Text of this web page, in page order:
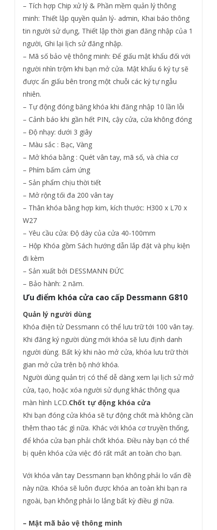
chắc chắn và tự động khóa cửa khi đóng.
– Tích hợp Chip xử lý & Phần mềm quản lý thông
minh: Thiết lập quyền quản lý- admin, Khai báo thông
tin người sử dụng, Thiết lập thời gian đăng nhập của 1
người, Ghi lại lịch sử đăng nhập.
– Mã số bảo vệ thông minh: Để giấu mật khẩu đối với
người nhìn trộm khi bạn mở cửa. Mật khẩu 6 ký tự sẽ
được ẩn giấu bên trong một chuỗi các ký tự ngẫu
nhiên.
– Tự động đóng băng khóa khi đăng nhập 10 lần lỗi
– Cảnh báo khi gần hết PIN, cậy cửa, cửa không đóng
– Độ nhạy: dưới 3 giây
– Màu sắc : Bạc, Vàng
– Mở khóa bằng : Quét vân tay, mã số, và chìa cơ
– Phím bấm cảm ứng
– Sản phẩm chịu thời tiết
– Mở rộng tối đa 200 vân tay
– Thân khóa bằng hợp kim, kích thước: H300 x L70 x
W27
– Yêu cầu cửa: Độ dày của cửa 40-100mm
– Hộp Khóa gồm Sách hướng dẫn lắp đặt và phụ kiện
đi kèm
– Sản xuất bởi DESSMANN ĐỨC
– Bảo hành: 2 năm.
Ưu điểm khóa cửa cao cấp Dessmann G810
Quản lý người dùng
Khóa điện tử Dessmann có thể lưu trữ tới 100 vân tay.
Khi đăng ký người dùng mới khóa sẽ lưu định danh
người dùng. Bất kỳ khi nào mở cửa, khóa lưu trữ thời
gian mở cửa trên bộ nhớ khóa.
Người dùng quản trị có thể dễ dàng xem lại lịch sử mở
cửa, tạo, hoặc xóa người sử dụng khác thông qua
màn hình LCD.Chốt tự động khóa cửa
Khi bạn đóng cửa khóa sẽ tự động chốt mà không cần
thêm thao tác gì nữa. Khác với khóa cơ truyền thống,
để khóa cửa bạn phải chốt khóa. Điều này bạn có thể
Với khóa vân tay Dessmann bạn không phải lo vấn đề
này nữa. Khóa sẽ luôn được khóa an toàn khi bạn ra